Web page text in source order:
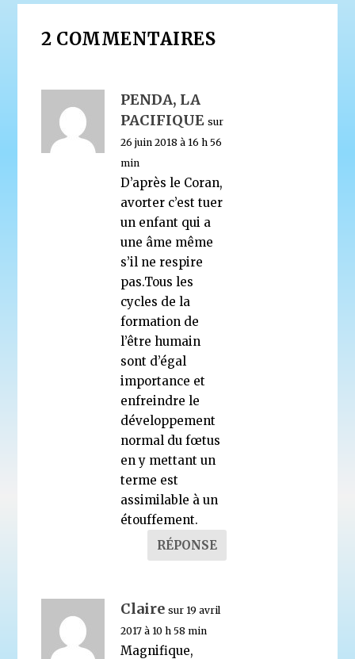
2 COMMENTAIRES
PENDA, LA
PACIFIQUE sur
26 juin 2018 à 16 h 56
min
D’après le Coran,
avorter c’est tuer
un enfant qui a
une âme même
s’il ne respire
pas.Tous les
cycles de la
formation de
l’être humain
sont d’égal
importance et
enfreindre le
développement
normal du fœtus
en y mettant un
terme est
assimilable à un
étouffement.
RÉPONSE
Claire sur 19 avril
2017 à 10 h 58 min
Magnifique,